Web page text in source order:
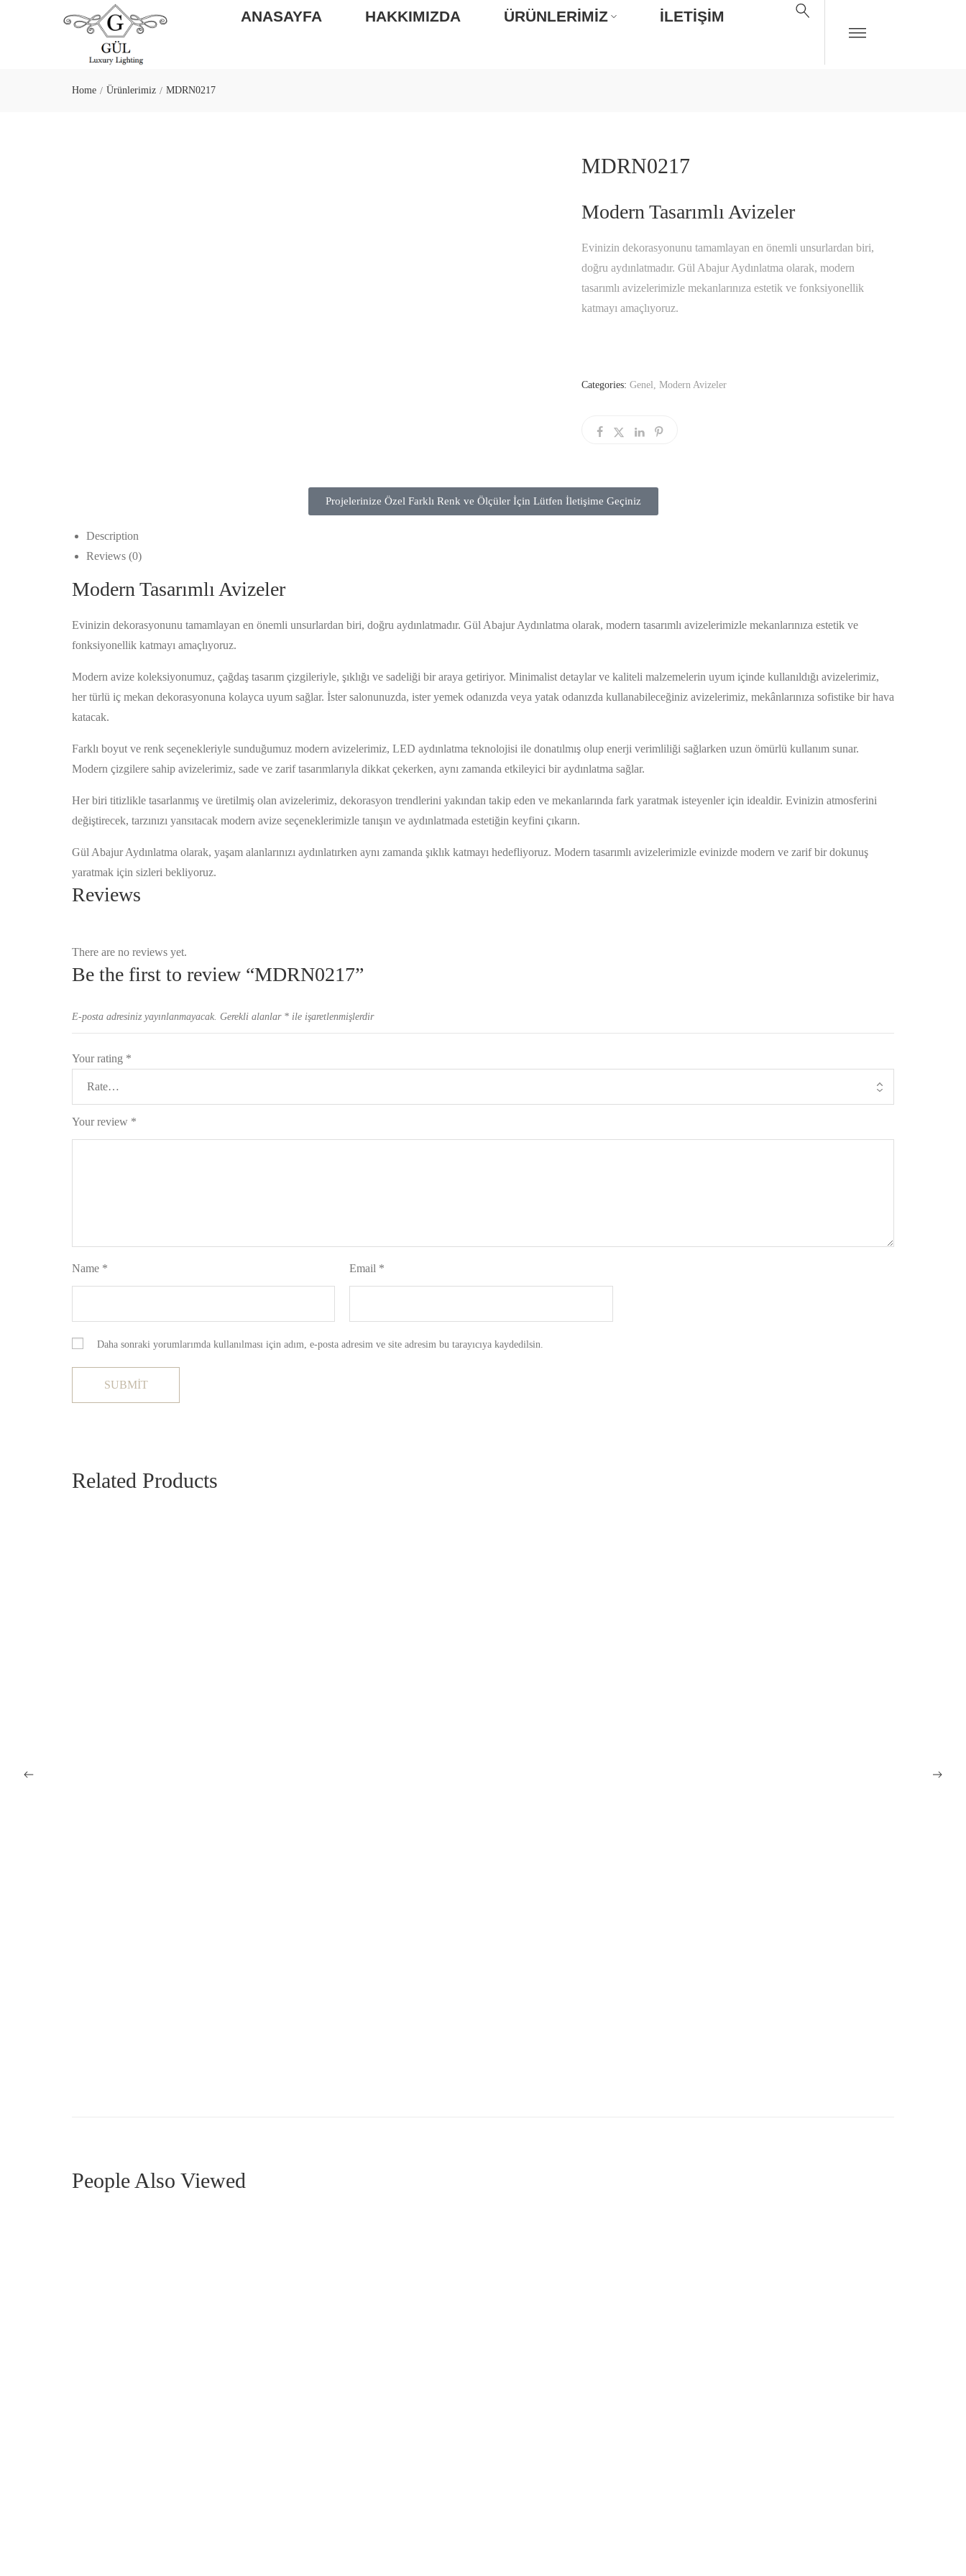
ANASAYFA HAKKIMIZDA ÜRÜNLERIMIZ İLETIŞIM
Home / Ürünlerimiz / MDRN0217
MDRN0217
Modern Tasarımlı Avizeler
Evinizin dekorasyonunu tamamlayan en önemli unsurlardan biri,
doğru aydınlatmadır. Gül Abajur Aydınlatma olarak, modern
tasarımlı avizelerimizle mekanlarınıza estetik ve fonksiyonellik
katmayı amaçlıyoruz.
Categories: Genel ,Modern Avizeler
Projelerinize Özel Farklı Renk ve Ölçüler İçin Lütfen İletişime Geçiniz
Description
Reviews (0)
Modern Tasarımlı Avizeler
Evinizin dekorasyonunu tamamlayan en önemli unsurlardan biri, doğru aydınlatmadır. Gül Abajur Aydınlatma olarak, modern tasarımlı avizelerimizle mekanlarınıza estetik ve
fonksiyonellik katmayı amaçlıyoruz.
Modern avize koleksiyonumuz, çağdaş tasarım çizgileriyle, şıklığı ve sadeliği bir araya getiriyor. Minimalist detaylar ve kaliteli malzemelerin uyum içinde kullanıldığı avizelerimiz,
her türlü iç mekan dekorasyonuna kolayca uyum sağlar. İster salonunuzda, ister yemek odanızda veya yatak odanızda kullanabileceğiniz avizelerimiz, mekânlarınıza sofistike bir hava
katacak.
Farklı boyut ve renk seçenekleriyle sunduğumuz modern avizelerimiz, LED aydınlatma teknolojisi ile donatılmış olup enerji verimliliği sağlarken uzun ömürlü kullanım sunar.
Modern çizgilere sahip avizelerimiz, sade ve zarif tasarımlarıyla dikkat çekerken, aynı zamanda etkileyici bir aydınlatma sağlar.
Her biri titizlikle tasarlanmış ve üretilmiş olan avizelerimiz, dekorasyon trendlerini yakından takip eden ve mekanlarında fark yaratmak isteyenler için idealdir. Evinizin atmosferini
değiştirecek, tarzınızı yansıtacak modern avize seçeneklerimizle tanışın ve aydınlatmada estetiğin keyfini çıkarın.
Gül Abajur Aydınlatma olarak, yaşam alanlarınızı aydınlatırken aynı zamanda şıklık katmayı hedefliyoruz. Modern tasarımlı avizelerimizle evinizde modern ve zarif bir dokunuş
yaratmak için sizleri bekliyoruz.
Reviews
There are no reviews yet.
Be the first to review “MDRN0217”
E-posta adresiniz yayınlanmayacak. Gerekli alanlar * ile işaretlenmişlerdir
Your rating *
Your review *
Name * Email *
Daha sonraki yorumlarımda kullanılması için adım, e-posta adresim ve site adresim bu tarayıcıya kaydedilsin.
Related Products
People Also Viewed